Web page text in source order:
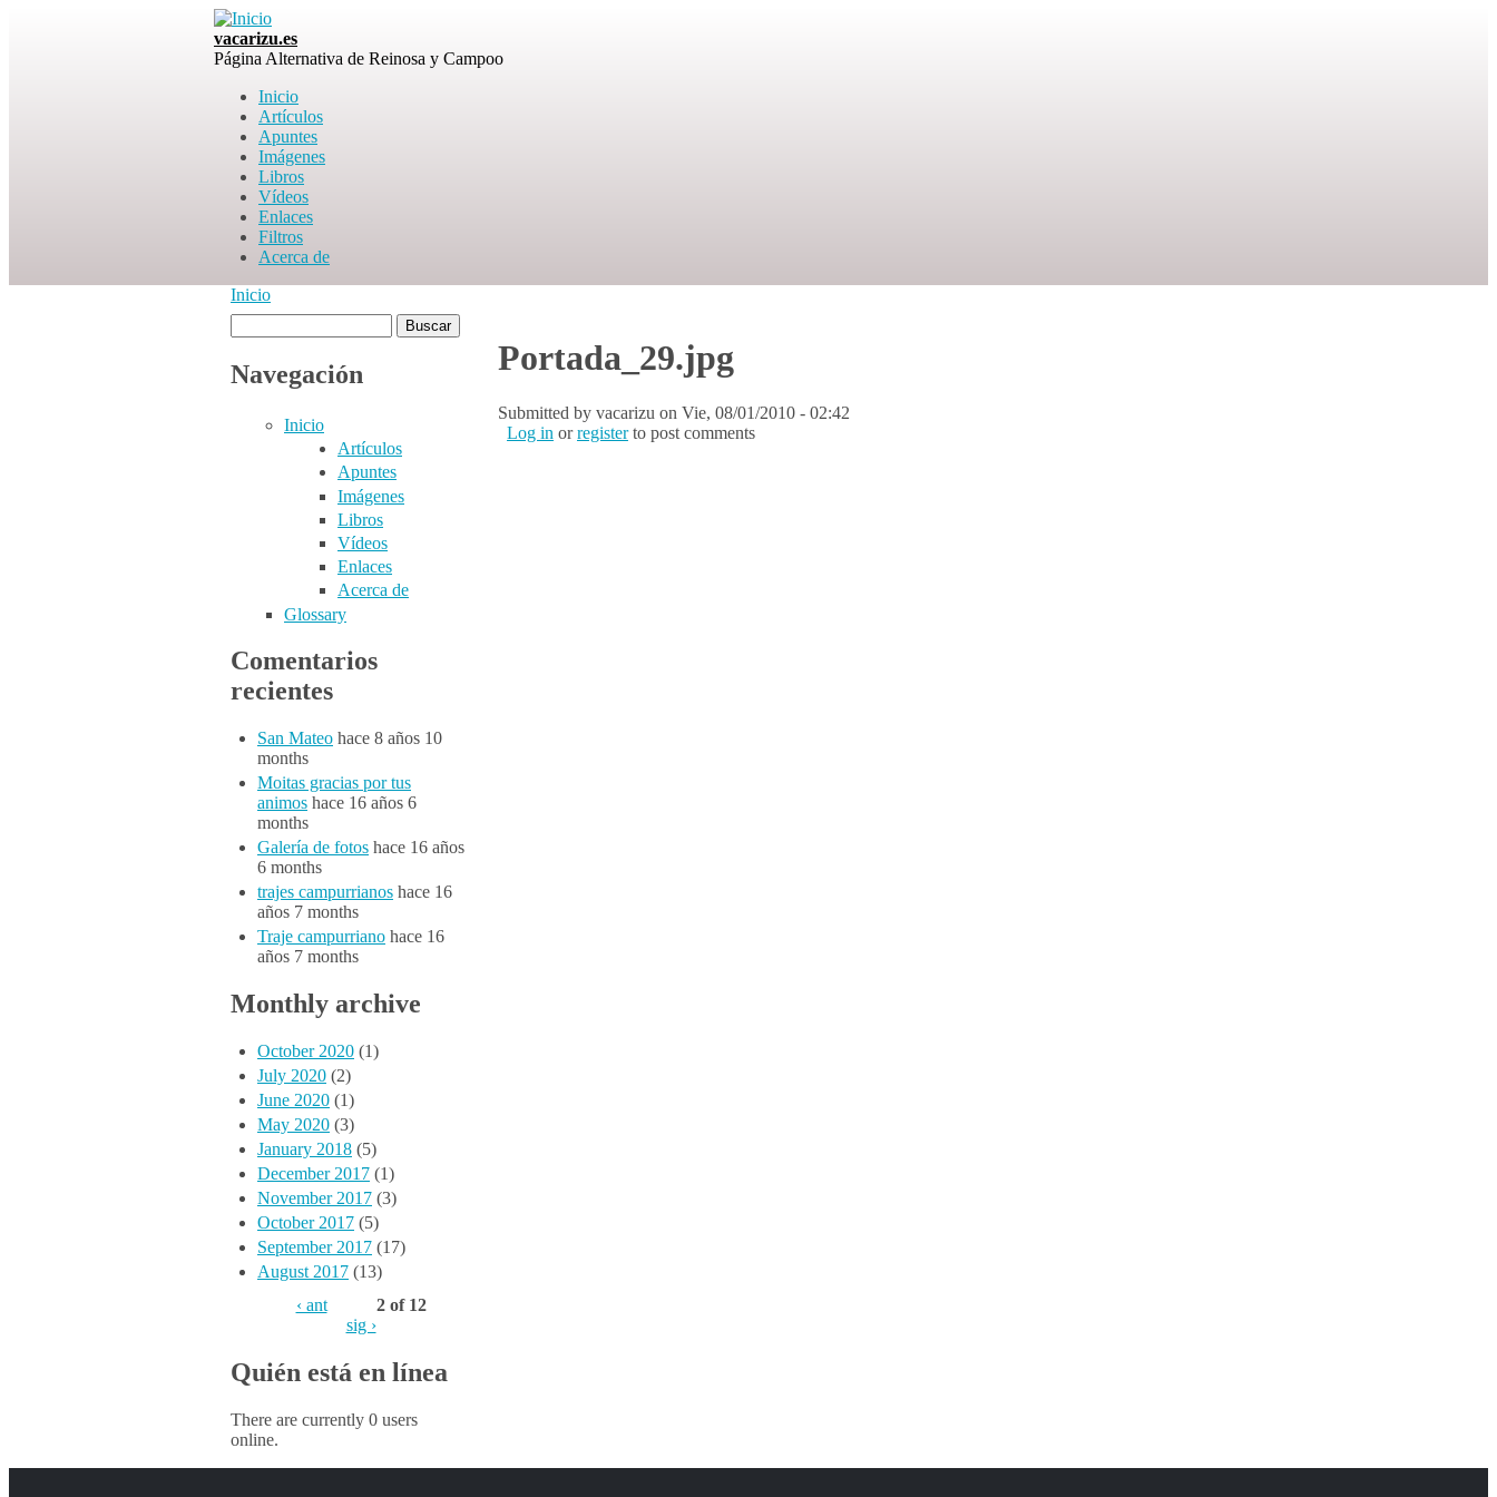
vacarizu.es
Página Alternativa de Reinosa y Campoo
Main menu
Inicio
Artículos
Apuntes
Imágenes
Libros
Vídeos
Enlaces
Filtros
Acerca de
You are here
Inicio
búsqueda
Navegación
Inicio
Artículos
Apuntes
Imágenes
Libros
Vídeos
Enlaces
Acerca de
Glossary
Comentarios
recientes
San Mateo hace 8 años 10
months
Moitas gracias por tus
animos hace 16 años 6
months
Galería de fotos hace 16 años
6 months
trajes campurrianos hace 16
años 7 months
Traje campurriano hace 16
años 7 months
Monthly archive
October 2020 (1)
July 2020 (2)
June 2020 (1)
May 2020 (3)
January 2018 (5)
December 2017 (1)
November 2017 (3)
October 2017 (5)
September 2017 (17)
August 2017 (13)
‹ ant
2 of 12
sig ›
Quién está en línea
There are currently 0 users
online.
Portada_29.jpg
Submitted by vacarizu on Vie, 08/01/2010 - 02:42
Log in orregisterto post comments